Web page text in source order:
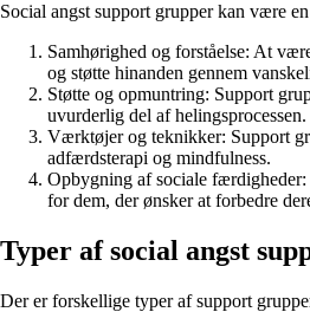
Social angst support grupper kan være
Samhørighed og forståelse: At
og støtte hinanden gennem
Støtte og opmuntring: Support
uvurderlig del af helingsprocessen.
Værktøjer og teknikker: Support
adfærdsterapi og mindfulness.
Opbygning af sociale
for dem, der ønsker at forbedre
Typer af social angst
Der er forskellige typer af support